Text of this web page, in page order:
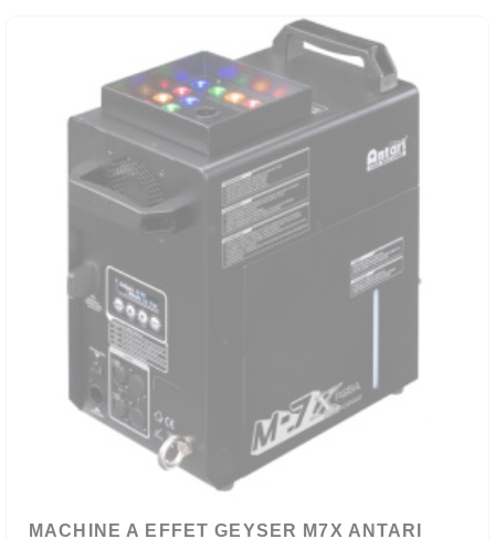
MACHINE A EFFET GEYSER M7X ANTARI